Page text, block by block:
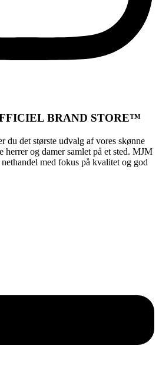
BRAND STORE™
du det største udvalg af vores skønne
herrer og damer samlet på et sted. MJM
med fokus på kvalitet og god